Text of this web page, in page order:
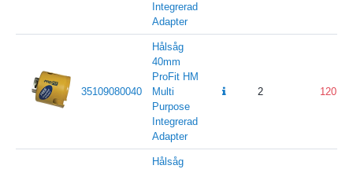
Integrerad
Adapter
35109080040
Hålsåg
40mm
ProFit HM
Multi
Purpose
Integrerad
Adapter
2 120
Hålsåg